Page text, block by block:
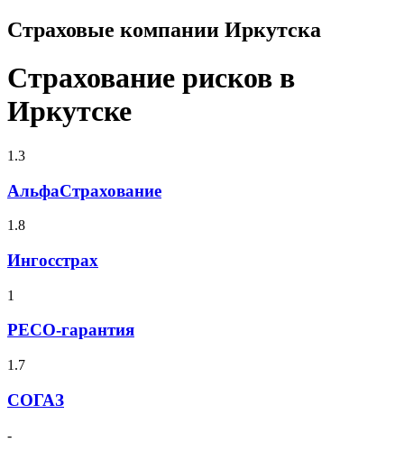
Страховые компании Иркутска
Страхование рисков в
Иркутске
1.3
АльфаСтрахование
1.8
Ингосстрах
1
РЕСО-гарантия
1.7
СОГАЗ
-